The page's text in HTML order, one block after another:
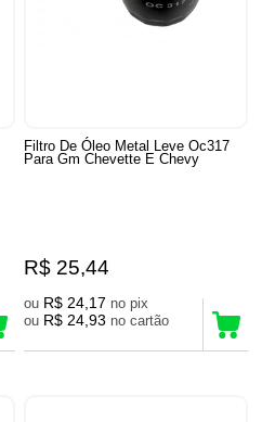
Filtro De Óleo Metal Leve Oc317
Para Gm Chevette E Chevy
R$ 25,44
ou R$ 24,17
no pix
ou R$ 24,93 no cartão